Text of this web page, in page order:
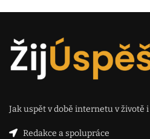
Jak uspět v době internetu v životě
Redakce a spolupráce